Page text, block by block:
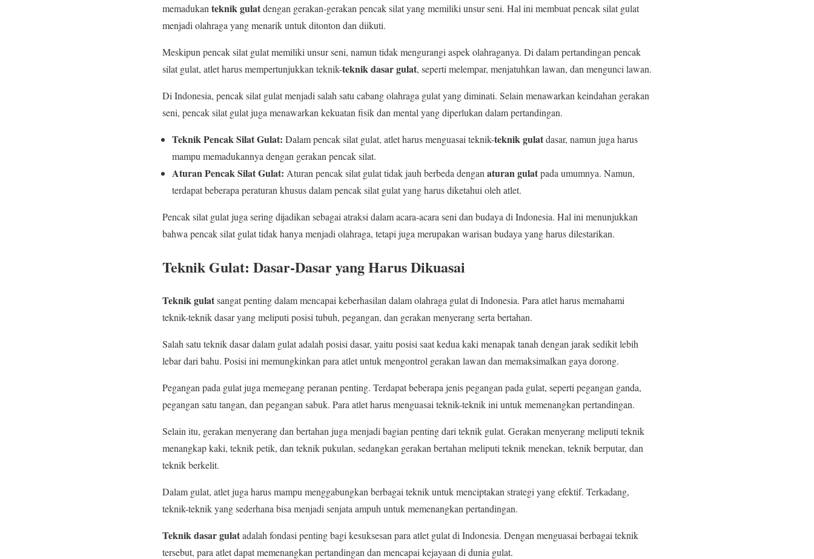
memadukan teknik gulatdengan gerakan-gerakan pencak silat yang memiliki unsur seni. Hal ini membuat pencak silat gulat
menjadi olahraga yang menarik untuk ditonton dan diikuti.
Meskipun pencak silat gulat memiliki unsur seni, namun tidak mengurangi aspek olahraganya. Di dalam pertandingan pencak
silat gulat, atlet harus mempertunjukkan teknik-teknik dasar gulat, seperti melempar, menjatuhkan lawan, dan mengunci lawan.
Di Indonesia, pencak silat gulat menjadi salah satu cabang olahraga gulat yang diminati. Selain menawarkan keindahan gerakan
seni, pencak silat gulat juga menawarkan kekuatan fisik dan mental yang diperlukan dalam pertandingan.
Teknik Pencak Silat Gulat: Dalam pencak silat gulat, atlet harus menguasai teknik-teknik gulatdasar, namun juga harus
mampu memadukannya dengan gerakan pencak silat.
Aturan Pencak Silat Gulat: Aturan pencak silat gulat tidak jauh berbeda dengan aturan gulatpada umumnya. Namun,
terdapat beberapa peraturan khusus dalam pencak silat gulat yang harus diketahui oleh atlet.
Pencak silat gulat juga sering dijadikan sebagai atraksi dalam acara-acara seni dan budaya di Indonesia. Hal ini menunjukkan
bahwa pencak silat gulat tidak hanya menjadi olahraga, tetapi juga merupakan warisan budaya yang harus dilestarikan.
Teknik Gulat: Dasar-Dasar yang Harus Dikuasai
Teknik gulatsangat penting dalam mencapai keberhasilan dalam olahraga gulat di Indonesia. Para atlet harus memahami
teknik-teknik dasar yang meliputi posisi tubuh, pegangan, dan gerakan menyerang serta bertahan.
Salah satu teknik dasar dalam gulat adalah posisi dasar, yaitu posisi saat kedua kaki menapak tanah dengan jarak sedikit lebih
lebar dari bahu. Posisi ini memungkinkan para atlet untuk mengontrol gerakan lawan dan memaksimalkan gaya dorong.
Pegangan pada gulat juga memegang peranan penting. Terdapat beberapa jenis pegangan pada gulat, seperti pegangan ganda,
pegangan satu tangan, dan pegangan sabuk. Para atlet harus menguasai teknik-teknik ini untuk memenangkan pertandingan.
Selain itu, gerakan menyerang dan bertahan juga menjadi bagian penting dari teknik gulat. Gerakan menyerang meliputi teknik
menangkap kaki, teknik petik, dan teknik pukulan, sedangkan gerakan bertahan meliputi teknik menekan, teknik berputar, dan
teknik berkelit.
Dalam gulat, atlet juga harus mampu menggabungkan berbagai teknik untuk menciptakan strategi yang efektif. Terkadang,
teknik-teknik yang sederhana bisa menjadi senjata ampuh untuk memenangkan pertandingan.
Teknik dasar gulatadalah fondasi penting bagi kesuksesan para atlet gulat di Indonesia. Dengan menguasai berbagai teknik
tersebut, para atlet dapat memenangkan pertandingan dan mencapai kejayaan di dunia gulat.